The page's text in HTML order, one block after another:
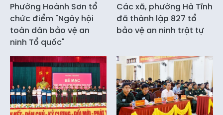
Phường Hoành Sơn tổ
chức điểm "Ngày hội
toàn dân bảo vệ an
ninh Tổ quốc"
Các xã, phường Hà Tĩnh
đã thành lập 827 tổ
bảo vệ an ninh trật tự